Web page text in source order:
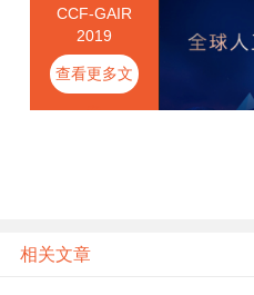
CCF-GAIR
2019
查看更多文
章
相关文章